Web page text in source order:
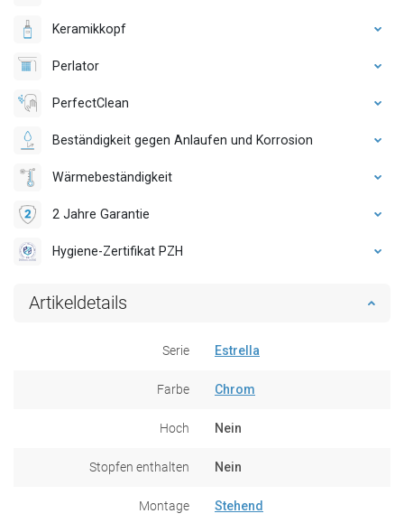
Keramikkopf
Perlator
PerfectClean
Beständigkeit gegen Anlaufen und Korrosion
Wärmebeständigkeit
2 Jahre Garantie
Hygiene-Zertifikat PZH
Artikeldetails
Serie Estrella
Farbe Chrom
Hoch Nein
Stopfen enthalten Nein
Montage Stehend